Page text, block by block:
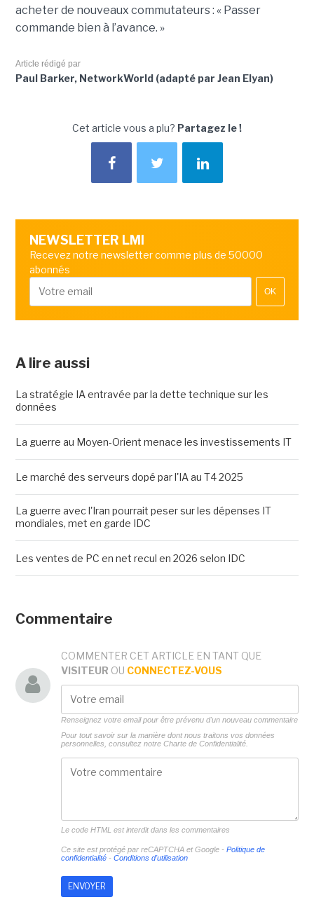
acheter de nouveaux commutateurs : « Passer
commande bien à l’avance. »
Article rédigé par
Paul Barker, NetworkWorld (adapté par Jean Elyan)
Cet article vous a plu? Partagez le !
NEWSLETTER LMI
Recevez notre newsletter comme plus de 50000
abonnés
OK
A lire aussi
La stratégie IA entravée par la dette technique sur les
données
La guerre au Moyen-Orient menace les investissements IT
Le marché des serveurs dopé par l'IA au T4 2025
La guerre avec l'Iran pourrait peser sur les dépenses IT
mondiales, met en garde IDC
Les ventes de PC en net recul en 2026 selon IDC
Commentaire
COMMENTER CET ARTICLE EN TANT QUE
VISITEUR OU CONNECTEZ-VOUS
Renseignez votre email pour être prévenu d'un nouveau commentaire
Pour tout savoir sur la manière dont nous traitons vos données
personnelles, consultez notre Charte de Confidentialité.
Le code HTML est interdit dans les commentaires
Ce site est protégé par reCAPTCHA et Google - Politique de
confidentialité- Conditions d'utilisation